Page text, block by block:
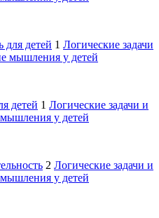
для детей 1 Логические задачи
мышления у детей
детей 1 Логические задачи и
у детей
2 Логические задачи и
у детей